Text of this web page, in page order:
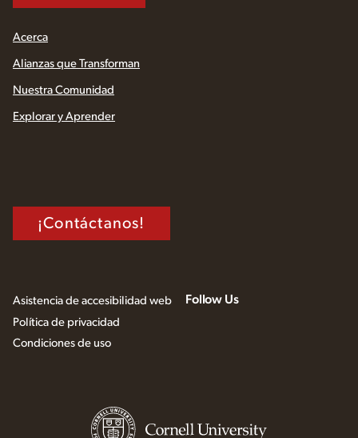
Acerca
Alianzas que Transforman
Nuestra Comunidad
Explorar y Aprender
¡Contáctanos!
Asistencia de accesibilidad web
Política de privacidad
Condiciones de uso
Follow Us